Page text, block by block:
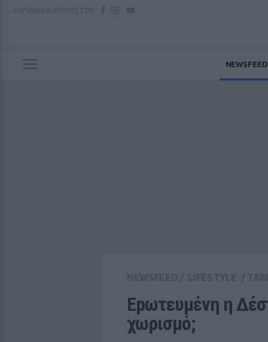
NEWSFEED
Εpωτευμένη η
χωρισμό;